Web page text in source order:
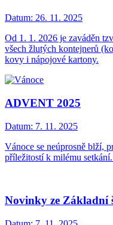
Datum: 26. 11. 2025
Od 1. 1. 2026 je zaváděn
všech žlutých kontejnerů
kovy i nápojové kartony.
ADVENT 2025
Datum: 7. 11. 2025
Vánoce se neúprosně blží,
příležitostí k milému
Novinky ze Základní